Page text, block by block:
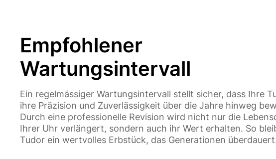
Empfohlener
Wartungsintervall
Ein regelmässiger Wartungsintervall stellt sicher, dass Ihre
ihre Präzision und Zuverlässigkeit über die Jahre hinweg
Durch eine professionelle Revision wird nicht nur die
Ihrer Uhr verlängert, sondern auch ihr Wert erhalten. So
Tudor ein wertvolles Erbstück, das Generationen